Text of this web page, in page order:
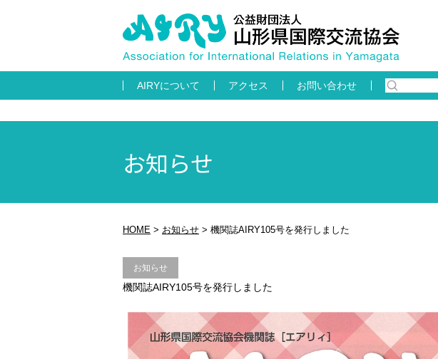
AIRYについて アクセス お問い合わせ
お知らせ
HOME > お知らせ > 機関誌AIRY105号を発行しました
お知らせ
機関誌AIRY105号を発行しました